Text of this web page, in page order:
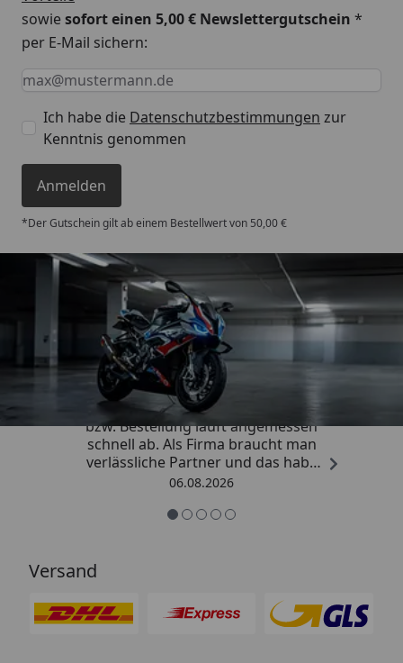
sowiesofort einen 5,00 € Newslettergutschein *
per E-Mail sichern:
Keine Eingabe erforderlich
Eingabe erforderlich
E-Mail *
Ich habe die Datenschutzbestimmungen zur
Kenntnis genommen
Anmelden
*Der Gutschein gilt ab einem Bestellwert von 50,00 €
Trusted Shops
4,85/ 5
„Die Abwicklung eines Auftrages
bzw. Bestellung läuft angemessen
schnell ab. Als Firma braucht man
verlässliche Partner und das habe
ich hier gefunden.“
06.08.2026
Versand